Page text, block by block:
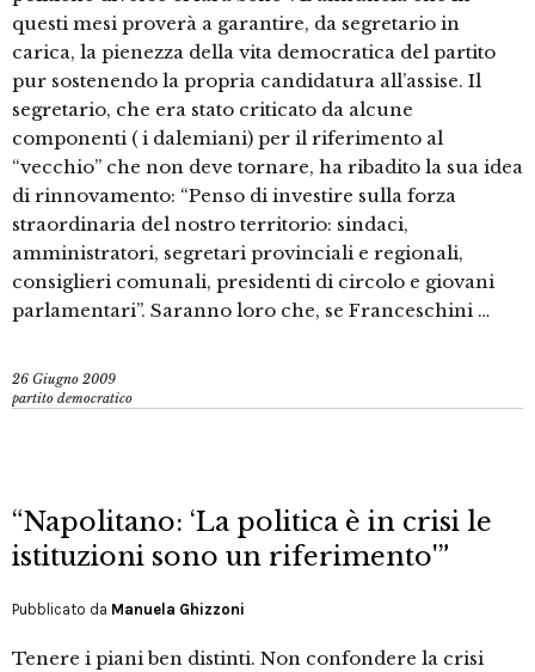
questi mesi proverà a garantire, da segretario in
carica, la pienezza della vita democratica del partito
pur sostenendo la propria candidatura all’assise. Il
segretario, che era stato criticato da alcune
componenti ( i dalemiani) per il riferimento al
“vecchio” che non deve tornare, ha ribadito la sua idea
di rinnovamento: “Penso di investire sulla forza
straordinaria del nostro territorio: sindaci,
amministratori, segretari provinciali e regionali,
consiglieri comunali, presidenti di circolo e giovani
parlamentari”. Saranno loro che, se Franceschini …
26 Giugno 2009
partito democratico
“Napolitano: ‘La politica è in crisi le
istituzioni sono un riferimento'”
Pubblicato da Manuela Ghizzoni
Tenere i piani ben distinti. Non confondere la crisi